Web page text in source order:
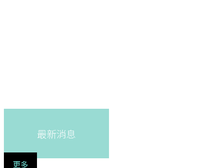
最新消息
更多